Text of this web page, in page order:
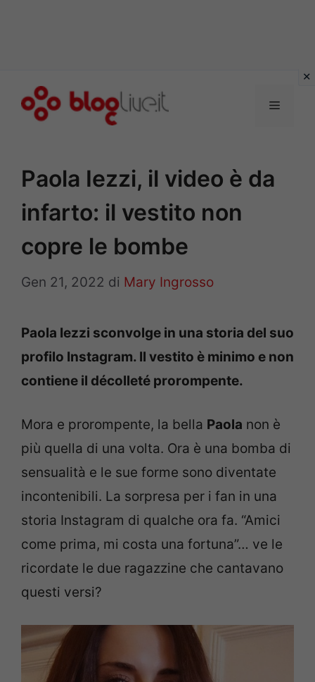
Menu
Paola Iezzi, il video è da
infarto: il vestito non
copre le bombe
Gen 21, 2022 di Mary Ingrosso
Paola Iezzi sconvolge in una storia del suo
profilo Instagram. Il vestito è minimo e non
contiene il décolleté prorompente.
Mora e prorompente, la bella Paola non è
più quella di una volta. Ora è una bomba di
sensualità e le sue forme sono diventate
incontenibili. La sorpresa per i fan in una
storia Instagram di qualche ora fa. “Amici
come prima, mi costa una fortuna”… ve le
ricordate le due ragazzine che cantavano
questi versi?